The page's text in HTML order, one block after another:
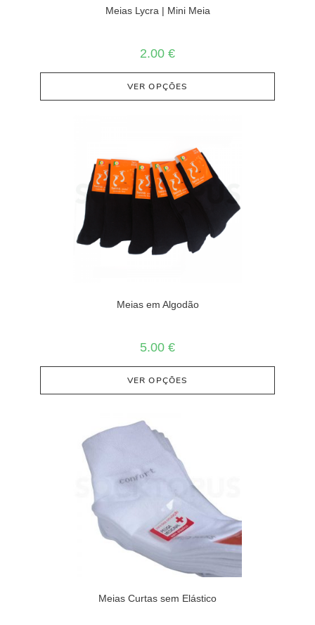
Meias Lycra | Mini Meia
2.00 €
VER OPÇÕES
Meias em Algodão
5.00 €
VER OPÇÕES
Meias Curtas sem Elástico